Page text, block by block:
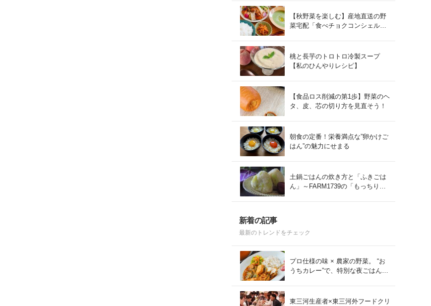
【秋野菜を楽しむ】産地直送の野
菜宅配「食べチョクコンシェルジ
桃と長芋のトロトロ冷製スープ
【私のひんやりレシピ】
【食品ロス削減の第1歩】野菜のヘ
タ、皮、芯の切り方を見直そう！
朝食の定番！栄養満点な”卵かけご
はん”の魅力にせまる
土鍋ごはんの炊き方と「ふきごは
ん」～FARM1739の「もっちりコ
新着の記事
最新のトレンドをチェック
プロ仕様の味 × 農家の野菜。 “お
うちカレー”で、特別な夜ごはん
東三河生産者×東三河外フードクリ